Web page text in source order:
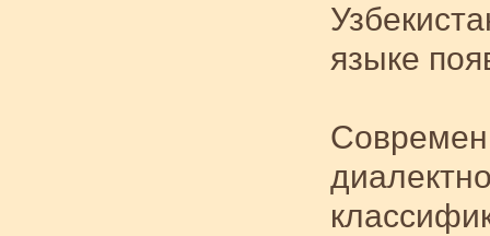
языке